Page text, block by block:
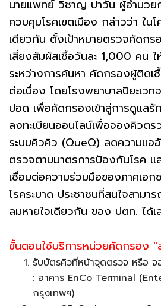
นายแพทย์ วิชาญ ปาวัน ผู้อำนวย
ควบคุมโรคเขตเมือง กล่าวว่า ใน
เดียวกัน ตั้งเป้าหมายตรวจคัดกร
เสี่ยงสัมผัสเชื้อวันละ 1,000 คน
ระหว่างการค้นหา คัดกรองผู้ติด
ต่อเนื่อง โดยโรงพยาบาลปิยะเวท
ปอด เพื่อคัดกรองเข้าสู่การดูแลรั
ลงทะเบียนออนไลน์เพื่อจองคิวต
ระบบคิวคิว (QueQ) ลดความแออั
ตรวจตามมาตรการป้องกันโรค แ
เชื่อมต่อความร่วมมือของภาคเอ
โรคระบาด ประชาชนที่สนใจสามา
ลมหายใจเดียวกัน ของ ปตท. ได้
ขั้นตอนใช้บริการหน่วยคัดกรอง "
รับบัตรคิวที่หน้าจุดตรวจ หรือ
: อาคาร EnCo Terminal
กรุงเทพฯ)